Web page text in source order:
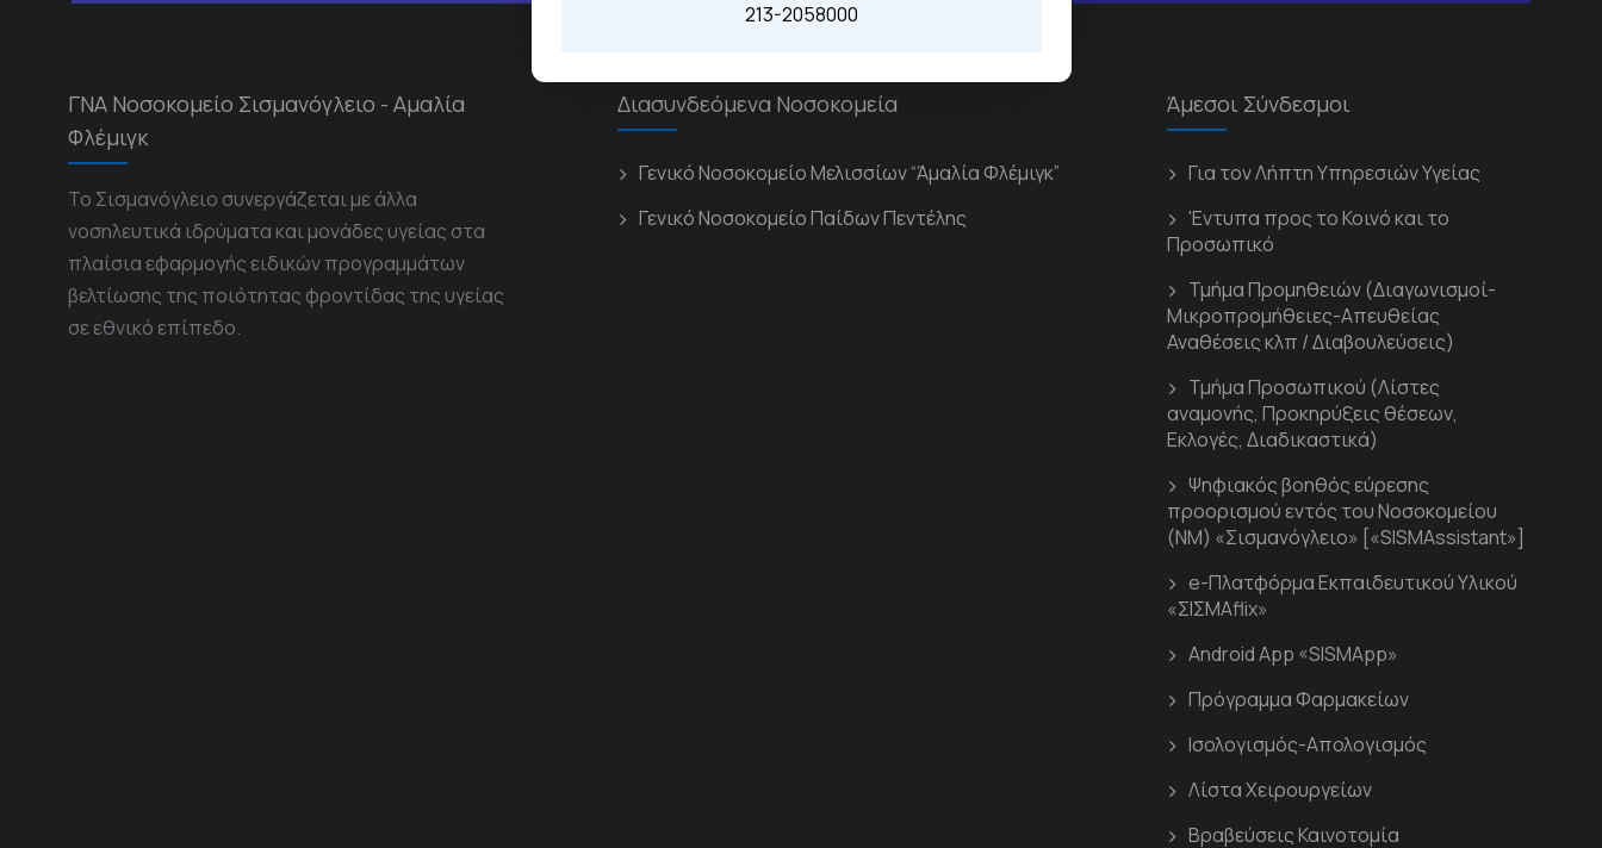
213-2058000
ΓΝΑ Νοσοκομείο Σισμανόγλειο - Αμαλία
Φλέμιγκ
Το Σισμανόγλειο συνεργάζεται με άλλα
νοσηλευτικά ιδρύματα και μονάδες υγείας στα
πλαίσια εφαρμογής ειδικών προγραμμάτων
βελτίωσης της ποιότητας φροντίδας της υγείας
σε εθνικό επίπεδο.
Διασυνδεόμενα Νοσοκομεία
Γενικό Νοσοκομείο Μελισσίων “Άμαλία Φλέμιγκ”
Γενικό Νοσοκομείο Παίδων Πεντέλης
Άμεσοι Σύνδεσμοι
Για τον Λήπτη Υπηρεσιών Υγείας
'Εντυπα προς το Κοινό και το
Προσωπικό
Τμήμα Προμηθειών (Διαγωνισμοί-
Μικροπρομήθειες-Απευθείας
Αναθέσεις κλπ / Διαβουλεύσεις)
Τμήμα Προσωπικού (Λίστες
αναμονής, Προκηρύξεις θέσεων,
Εκλογές, Διαδικαστικά)
Ψηφιακός βοηθός εύρεσης
προορισμού εντός του Νοσοκομείου
(ΝΜ) «Σισμανόγλειο» [«SISMAssistant»]
e-Πλατφόρμα Εκπαιδευτικού Υλικού
«ΣΙΣΜΑflix»
Android App «SISMApp»
Πρόγραμμα Φαρμακείων
Ισολογισμός-Απολογισμός
Λίστα Χειρουργείων
Βραβεύσεις Καινοτομία